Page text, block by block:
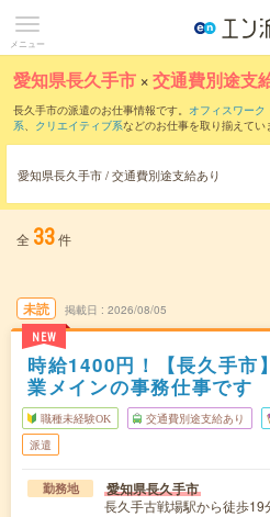
メニュー
愛知県長久手市 ×交通費別途支
長久手市の派遣のお仕事情報です。 オフィスワーク
系、 クリエイティブ系などのお仕事を取り揃えて
愛知県長久手市 / 交通費別途支給あり
全 33件
未読
NEW
掲載日 2026/08/05
時給1400円！【長久手市
業メインの事務仕事です
職種未経験OK 交通費別途支給あり
派遣
勤務地 愛知県長久手市
長久手古戦場駅から徒歩19